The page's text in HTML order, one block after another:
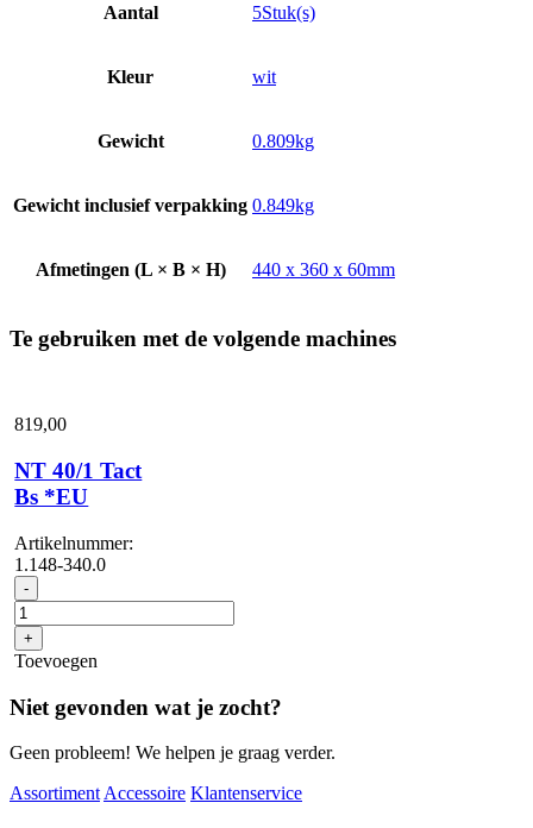
Aantal 5Stuk(s)
Kleur wit
Gewicht 0.809kg
Gewicht inclusief verpakking 0.849kg
Afmetingen (L × B × H) 440 x 360 x 60mm
Te gebruiken met de volgende machines
819,00
NT 40/1 Tact
Bs *EU
Artikelnummer:
1.148-340.0
- NT
40/1
Tact
Bs
*EU
+
Toevoegen
Niet gevonden wat je zocht?
Geen probleem! We helpen je graag verder.
Assortiment Accessoire Klantenservice